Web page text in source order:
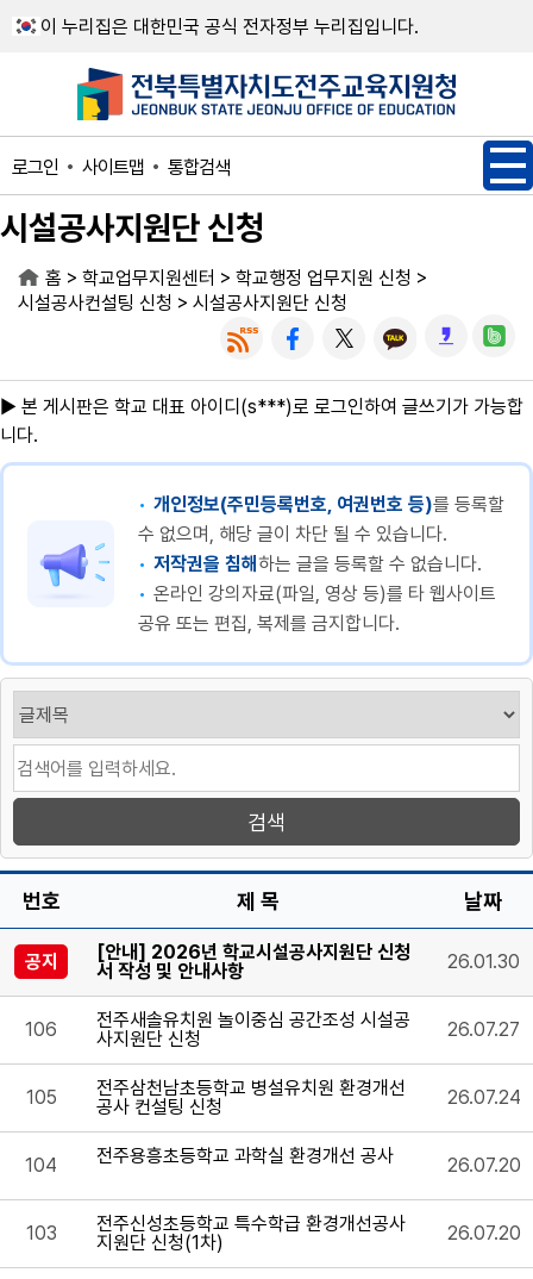
이 누리집은 대한민국 공식 전자정부 누리집입니다.
로그인 사이트맵 통합검색
시설공사지원단 신청
홈 > 학교업무지원센터 > 학교행정 업무지원 신청 >
시설공사컨설팅 신청 > 시설공사지원단 신청
▶ 본 게시판은 학교 대표 아이디(s***)로 로그인하여 글쓰기가 가능합
니다.
개인정보(주민등록번호, 여권번호 등)를 등록할
수 없으며, 해당 글이 차단 될 수 있습니다.
저작권을 침해하는 글을 등록할 수 없습니다.
온라인 강의자료(파일, 영상 등)를 타 웹사이트
공유 또는 편집, 복제를 금지합니다.
번호 제 목 날짜
공지
[안내] 2026년 학교시설공사지원단 신청
서 작성 및 안내사항
26.01.30
106
전주새솔유치원 놀이중심 공간조성 시설공
사지원단 신청
26.07.27
105
전주삼천남초등학교 병설유치원 환경개선
공사 컨설팅 신청
26.07.24
104 전주용흥초등학교 과학실 환경개선 공사 26.07.20
103
전주신성초등학교 특수학급 환경개선공사
지원단 신청(1차)
26.07.20